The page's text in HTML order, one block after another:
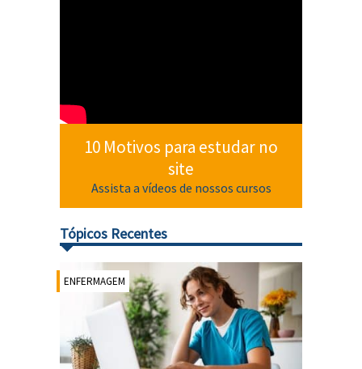
10 Motivos para estudar no
site
Assista a vídeos de nossos cursos
Tópicos Recentes
ENFERMAGEM